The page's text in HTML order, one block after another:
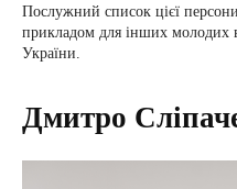
Послужний список цієї
прикладом для інших молодих
України.
Дмитро